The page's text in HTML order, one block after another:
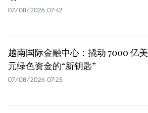
07/08/2026 07:42
越南国际金融中心：撬动 7000 亿美
元绿色资金的“新钥匙”
07/08/2026 07:25